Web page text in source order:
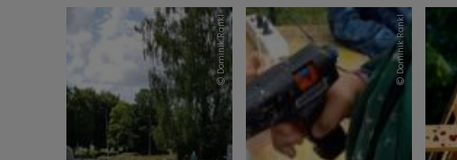
Dominik Rankl Dominik Rankl